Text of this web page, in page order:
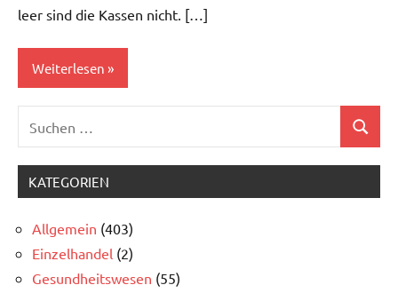
leer sind die Kassen nicht. […]
Weiterlesen
Allgemein
Dienst
nach:
Suchen
KATEGORIEN
Allgemein (403)
Einzelhandel (2)
Gesundheitswesen (55)